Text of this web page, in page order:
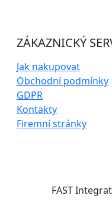
ZÁKAZNICKÝ
Jak nakupovat
Obchodní podmínky
GDPR
Kontakty
Firemní stránky
FAST